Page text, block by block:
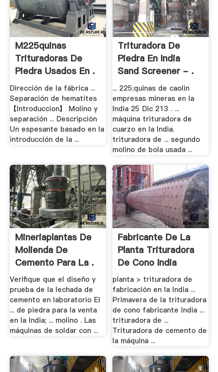
M225quinas
Trituradoras De
Piedra Usados En .
Dirección de la fábrica ...
Separación de hematites
【Introduccion】 Molino y
separación ... Descripción
Un espesante basado en la
introducción de la ...
Trituradora De
Piedra En India
Sand Screener - .
... 225;quinas de caolin
empresas mineras en la
India 25 Dic 213 . ...
máquina trituradora de
cuarzo en la India.
trituradora de ... segundo
molino de bola usada ...
Mineriaplantas De
Molienda De
Cemento Para La .
Verifique que el diseño y
prueba de la lechada de
cemento en laboratorio El
... de piedra para la venta
en la India; ... molino . Las
máquinas de soldar con ...
Fabricante De La
Planta Trituradora
De Cono India
planta > trituradora de
fabricación en la India ...
Primavera de la trituradora
de cono fabricante India ...
trituradora de ...
Trituradora de cemento de
la máquina ...